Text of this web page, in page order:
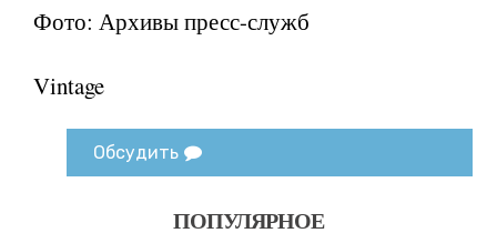
Фото: Архивы пресс-служб
Vintage
Обсудить
ПОПУЛЯРНОЕ